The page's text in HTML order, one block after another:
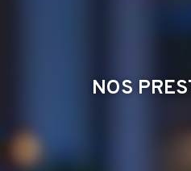
NOS